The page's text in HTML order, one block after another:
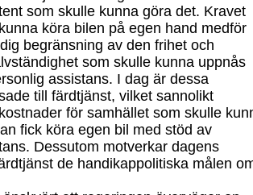
som skulle kunna göra det. Kravet
köra bilen på egen hand medför
begränsning av den frihet och
som skulle kunna uppnås
assistans. I dag är dessa
till färdtjänst, vilket sannolikt
för samhället som skulle
fick köra egen bil med stöd av
Dessutom motverkar dagens
de handikappolitiska målen